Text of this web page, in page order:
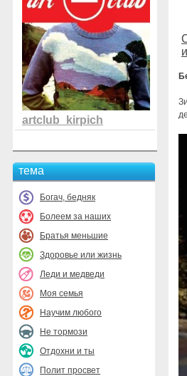
artclub_kirpich
тема
Богач, бедняк
Болеем за наших
Братья меньшие
Здоровье или жизнь
Леди и медведи
Моя семья
Научим любого
Не тормози
Отдохни и ты
Полит просвет